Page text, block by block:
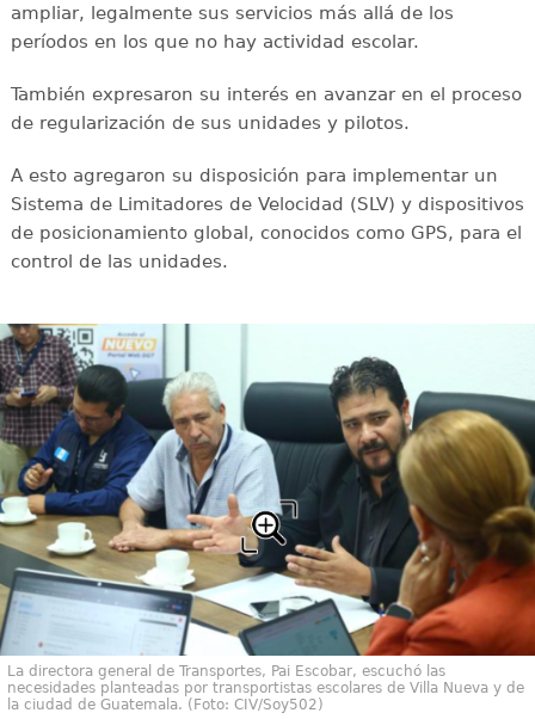
ampliar, legalmente sus servicios más allá de los
períodos en los que no hay actividad escolar.
También expresaron su interés en avanzar en el proceso
de regularización de sus unidades y pilotos.
A esto agregaron su disposición para implementar un
Sistema de Limitadores de Velocidad (SLV) y dispositivos
de posicionamiento global, conocidos como GPS, para el
control de las unidades.
La directora general de Transportes, Pai Escobar, escuchó las
necesidades planteadas por transportistas escolares de Villa Nueva y de
la ciudad de Guatemala. (Foto: CIV/Soy502)